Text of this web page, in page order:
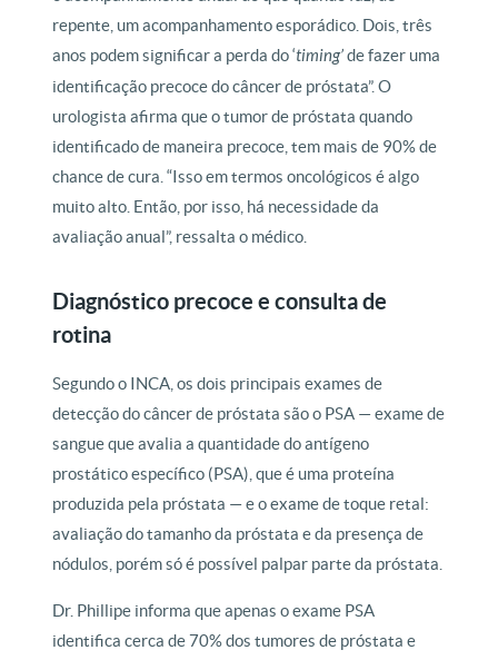
repente, um acompanhamento esporádico. Dois, três
anos podem significar a perda do ‘timing’de fazer uma
identificação precoce do câncer de próstata”. O
urologista afirma que o tumor de próstata quando
identificado de maneira precoce, tem mais de 90% de
chance de cura. “Isso em termos oncológicos é algo
muito alto. Então, por isso, há necessidade da
avaliação anual”, ressalta o médico.
Diagnóstico precoce e consulta de
rotina
Segundo o INCA, os dois principais exames de
detecção do câncer de próstata são o PSA — exame de
sangue que avalia a quantidade do antígeno
prostático específico (PSA), que é uma proteína
produzida pela próstata — e o exame de toque retal:
avaliação do tamanho da próstata e da presença de
nódulos, porém só é possível palpar parte da próstata.
Dr. Phillipe informa que apenas o exame PSA
identifica cerca de 70% dos tumores de próstata e